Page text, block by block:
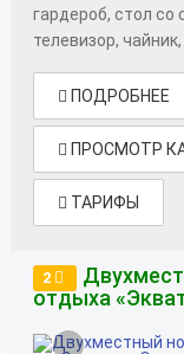
гардероб, стол со
телевизор,
ПОДРОБНЕЕ
ПРОСМОТР
ТАРИФЫ
2
отдыха
‹